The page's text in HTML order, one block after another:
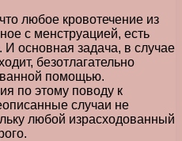
любое кровотечение из
с менструацией, есть
основная задача, в случае
безотлагательно
помощью.
по этому поводу к
случаи не
любой израсходованный